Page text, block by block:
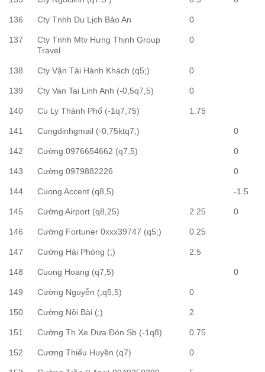
136 Cty Tnhh Du Lịch Bảo An 0
137
Cty Tnhh Mtv Hưng Thịnh Group
Travel
0
138 Cty Vận Tải Hành Khách (q5;) 0
139 Cty Van Tai Linh Anh (-0,5q7,5) 0
140 Cu Ly Thành Phố (-1q7,75) 1.75
141 Cungdinhgmail (-0,75ktq7;) 0
142 Cường 0976654662 (q7,5) 0
143 Cường 0979882226 0
144 Cuong Accent (q8,5) -1.5
145 Cường Airport (q8,25) 2.25 0
146 Cường Fortuner 0xxx39747 (q5;) 0.25
147 Cường Hải Phòng (;) 2.5
148 Cuong Hoang (q7,5) 0
149 Cường Nguyễn (;q5,5) 0
150 Cường Nội Bài (;) 2
151 Cường Th Xe Đưa Đón Sb (-1q8) 0.75
152 Cương Thiếu Huyền (q7) 0